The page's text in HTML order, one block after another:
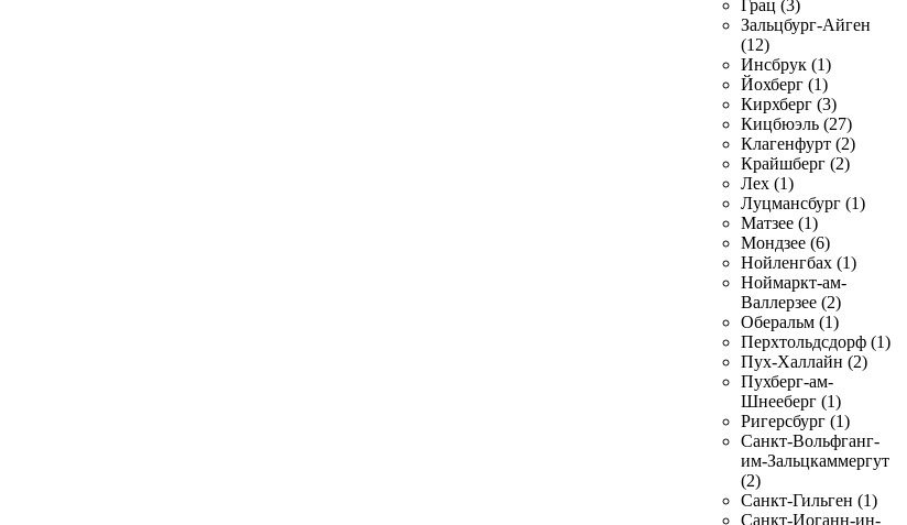
Грац (3)
Зальцбург-Айген
(12)
Инсбрук (1)
Йохберг (1)
Кирхберг (3)
Кицбюэль (27)
Клагенфурт (2)
Крайшберг (2)
Лех (1)
Луцмансбург (1)
Матзее (1)
Мондзее (6)
Нойленгбах (1)
Ноймаркт-ам-
Валлерзее (2)
Оберальм (1)
Перхтольдсдорф (1)
Пух-Халлайн (2)
Пухберг-ам-
Шнееберг (1)
Ригерсбург (1)
Санкт-Вольфганг-
им-Зальцкаммергут
(2)
Санкт-Гильген (1)
Санкт-Иоганн-ин-